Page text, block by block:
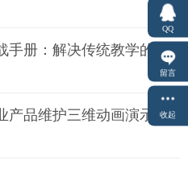
医疗教育仿真动画定制实战手册：解决传统教学的7大痛点
设备维护维修不再难！专业产品维护三维动画演示定制指南
QQ
留言
收起